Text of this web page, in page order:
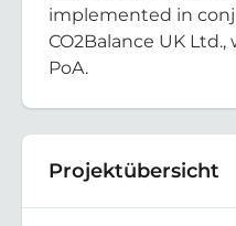
implemented in
CO2Balance UK
PoA.
Projektübersicht